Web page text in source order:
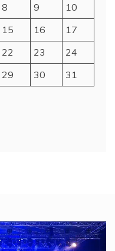
8 9
10
15 16
17
22 23
24
29 30 31